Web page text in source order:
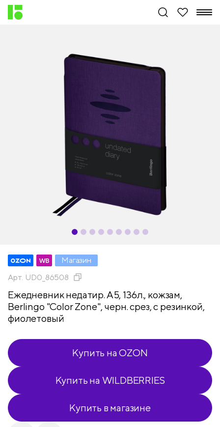
Магазин
Арт. UD0_86508
Ежедневник недатир. А5, 136л., кожзам,
Berlingo "Color Zone", черн. срез, с резинкой,
фиолетовый
Купить на OZON
Купить на WILDBERRIES
Купить в магазине